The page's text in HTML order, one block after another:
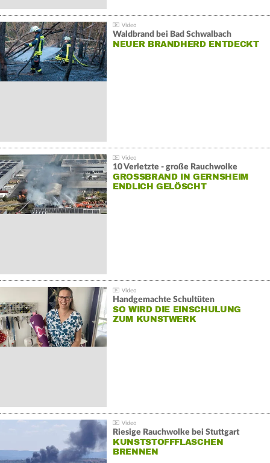
Waldbrand bei Bad Schwalbach
NEUER BRANDHERD ENTDECKT
10 Verletzte - große Rauchwolke
GROSSBRAND IN GERNSHEIM E
NDLICH GELÖSCHT
Handgemachte Schultüten
SO WIRD DIE EINSCHULUNG
ZUM KUNSTWERK
Riesige Rauchwolke bei Stuttgart
KUNSTSTOFFFLASCHEN
BRENNEN